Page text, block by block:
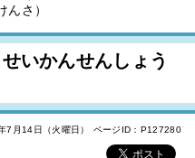
さ）
いかんせんしょう
7月14日（火曜日） ページID：P127280